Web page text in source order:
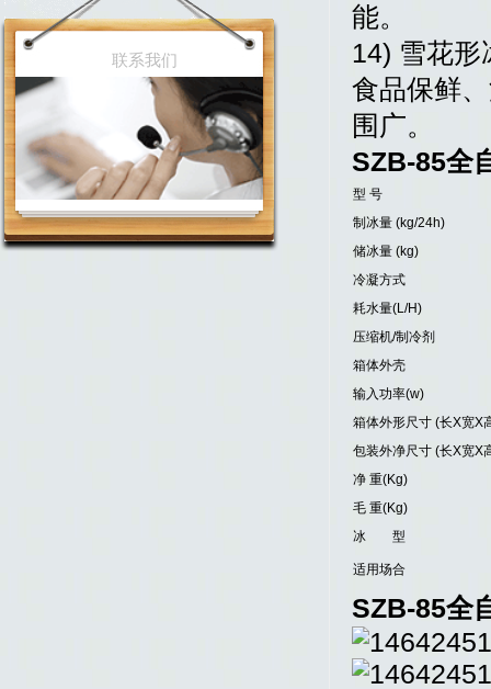
联系我们
能。
14) 雪花形
食品保鲜
围广。
SZB-85全
型 号
制冰量 (kg/24h)
储冰量 (kg)
冷凝方式
耗水量(L/H)
压缩机/制冷剂
箱体外壳
输入功率(w)
箱体外形尺寸 (长X宽X
包装外净尺寸 (长X宽X
净 重(Kg)
毛 重(Kg)
冰 型
适用场合
SZB-85全